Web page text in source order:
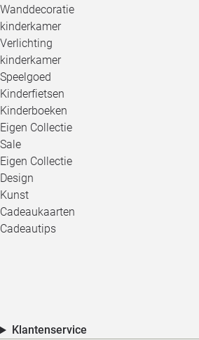
Wanddecoratie
kinderkamer
Verlichting
kinderkamer
Speelgoed
Kinderfietsen
Kinderboeken
Eigen Collectie
Sale
Eigen Collectie
Design
Kunst
Cadeaukaarten
Cadeautips
Klantenservice